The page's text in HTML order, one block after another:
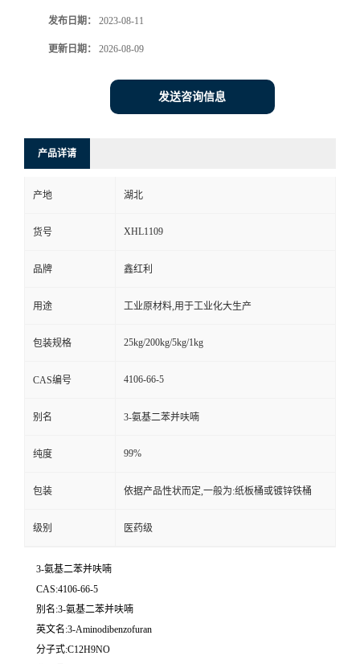
发布日期： 2023-08-11
更新日期： 2026-08-09
发送咨询信息
产品详请
产地 湖北
货号 XHL1109
品牌 鑫红利
用途 工业原材料,用于工业化大生产
包装规格 25kg/200kg/5kg/1kg
CAS编号 4106-66-5
别名 3-氨基二苯并呋喃
纯度 99%
包装 依据产品性状而定,一般为:纸板桶或镀锌铁桶
级别 医药级
3-氨基二苯并呋喃
CAS:4106-66-5
别名:3-氨基二苯并呋喃
英文名:3-Aminodibenzofuran
分子式:C12H9NO